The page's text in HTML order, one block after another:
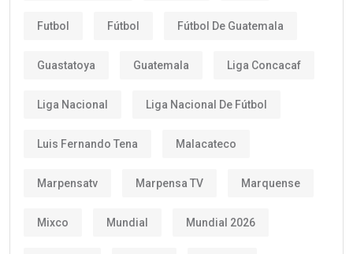
Futbol Fútbol Fútbol De Guatemala
Guastatoya Guatemala Liga Concacaf
Liga Nacional Liga Nacional De Fútbol
Luis Fernando Tena Malacateco
Marpensatv Marpensa TV Marquense
Mixco Mundial Mundial 2026